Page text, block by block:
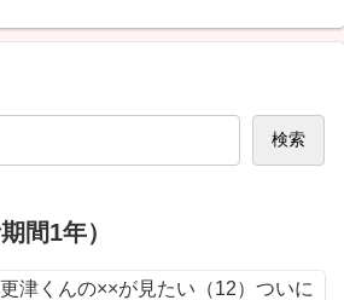
検索
間1年）
津くんの××が見たい（12）ついに